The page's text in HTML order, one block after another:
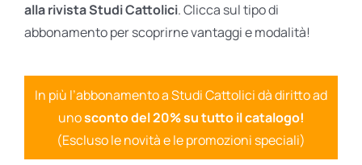
alla rivista Studi Cattolici. Clicca sul tipo di
abbonamento per scoprirne vantaggi e modalità!
In più l’abbonamento a Studi Cattolici dà diritto ad
unosconto del 20% su tutto il catalogo!
(Escluso le novità e le promozioni speciali)